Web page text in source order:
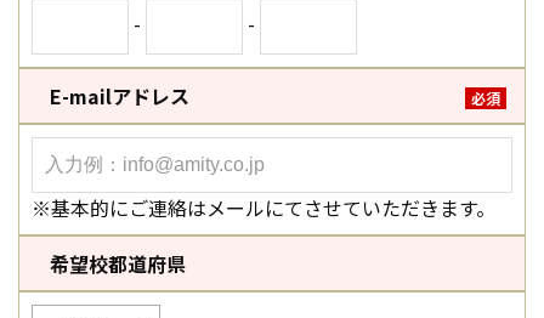
- -
E-mailアドレス 必須
※基本的にご連絡はメールにてさせていただきます。
希望校都道府県